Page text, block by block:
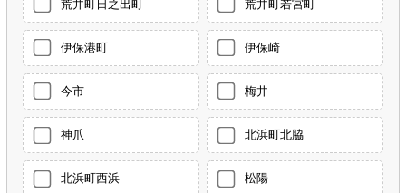
荒井町日之出町 荒井町若宮町
伊保港町 伊保崎
今市 梅井
神爪 北浜町北脇
北浜町西浜 松陽